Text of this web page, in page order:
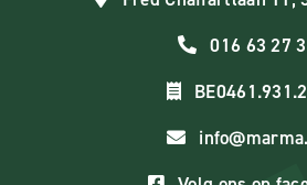
016 63 27